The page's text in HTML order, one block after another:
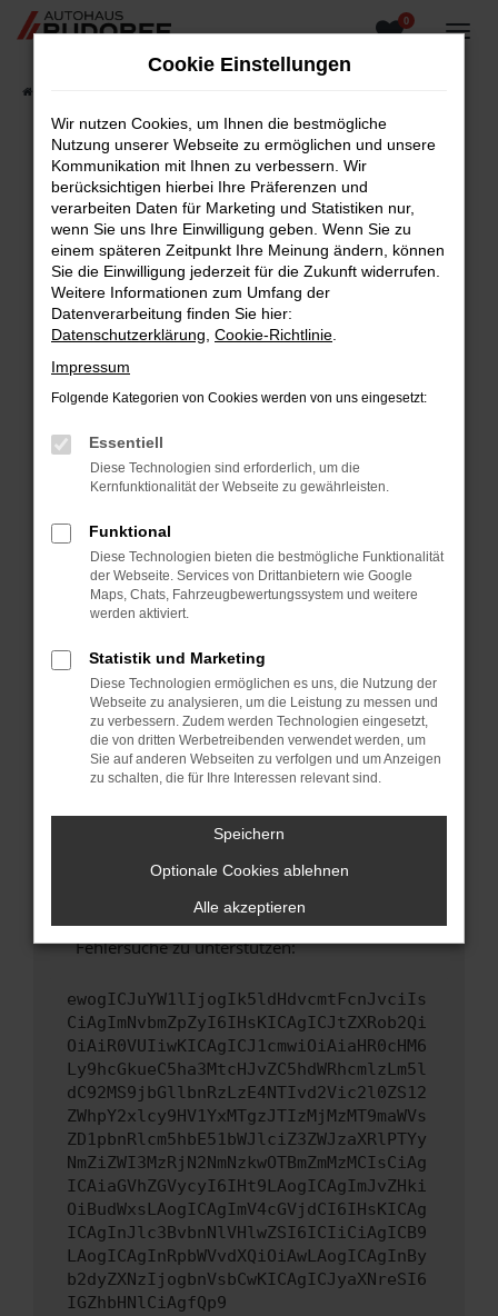
Zum
0
Fehler: Network Error
Beim Laden ist ein Fehler aufgetreten.
Hier sind ein paar Tipps, die dir helfen können:
Überprüfe deine Firewall und deine
Internetverbindung.
Laden andere Webseiten, zum Beispiel deine
Suchmaschine?
Prüfe deine Browsererweiterungen.
Manche Erweiterungen, wie Werbeblocker,
können das Laden bestimmter Seiten
verhindern. Funktioniert die Seite in einem
Fenster?
Starte dein Gerät neu.
Das kann manchmal helfen, vorübergehende
Probleme zu beheben.
Betriebssystem auf dem neuesten Stand
sind.
Veraltete Software birgt nicht nur ein
Sicherheitsrisiko, sondern kann auch dazu
führen, dass bestimmte Funktionen nicht mehr
unterstützt werden.
Wende dich an den Webseitenbetreiber.
Wenn du alle oben genannten Schritte versucht
hast, kontaktiere uns bitte. Wir werden
versuchen, das Problem zu beheben. Du kannst
uns diesen Text schicken, um uns bei der
Fehlersuche zu unterstützen:
ewogICJuYW1lIjogIk5ldHdvcmtFcnJvciIs
CiAgImNvbmZpZyI6IHsKICAgICJtZXRob2Qi
OiAiR0VUIiwKICAgICJ1cmwiOiAiaHR0cHM6
Ly9hcGkueC5ha3MtcHJvZC5hdWRhcmlzLm5l
dC92MS9jbGllbnRzLzE4NTIvd2Vic2l0ZS12
ZWhpY2xlcy9HV1YxMTgzJTIzMjMzMT9maWVs
ZD1pbnRlcm5hbE51bWJlciZ3ZWJzaXRlPTYy
NmZiZWI3MzRjN2NmNzkwOTBmZmMzMCIsCiAg
ICAiaGVhZGVycyI6IHt9LAogICAgImJvZHki
OiBudWxsLAogICAgImV4cGVjdCI6IHsKICAg
ICAgInJlc3BvbnNlVHlwZSI6ICIiCiAgICB9
LAogICAgInRpbWVvdXQiOiAwLAogICAgInBy
b2dyZXNzIjogbnVsbCwKICAgICJyaXNreSI6
IGZhbHNlCiAgfQp9
Cookie Einstellungen
Wir nutzen Cookies, um Ihnen die bestmögliche
Nutzung unserer Webseite zu ermöglichen und unsere
Kommunikation mit Ihnen zu verbessern. Wir
berücksichtigen hierbei Ihre Präferenzen und
verarbeiten Daten für Marketing und Statistiken nur,
wenn Sie uns Ihre Einwilligung geben. Wenn Sie zu
einem späteren Zeitpunkt Ihre Meinung ändern, können
Sie die Einwilligung jederzeit für die Zukunft widerrufen.
Weitere Informationen zum Umfang der
Datenverarbeitung finden Sie hier:
Datenschutzerklärung Cookie-Richtlinie
Impressum
Folgende Kategorien von Cookies werden von uns eingesetzt:
Essentiell
Diese Technologien sind erforderlich, um die
Kernfunktionalität der Webseite zu gewährleisten.
Funktional
Diese Technologien bieten die bestmögliche Funktionalität
der Webseite. Services von Drittanbietern wie Google
Maps, Chats, Fahrzeugbewertungssystem und weitere
werden aktiviert.
Statistik und Marketing
Diese Technologien ermöglichen es uns, die Nutzung der
Webseite zu analysieren, um die Leistung zu messen und
zu verbessern. Zudem werden Technologien eingesetzt,
die von dritten Werbetreibenden verwendet werden, um
Sie auf anderen Webseiten zu verfolgen und um Anzeigen
zu schalten, die für Ihre Interessen relevant sind.
Speichern
Optionale Cookies ablehnen
Alle akzeptieren